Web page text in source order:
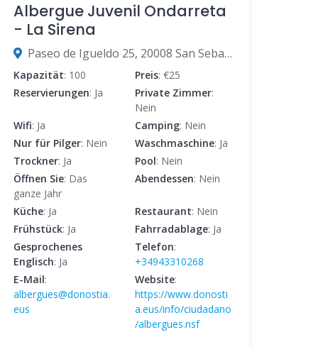
Albergue Juvenil Ondarreta
- La Sirena
Paseo de Igueldo 25, 20008 San Sebastián, Gipuzkoa, Spanien
Kapazität: 100 Preis: €25
Reservierungen: Ja Private Zimmer:
Nein
Wifi: Ja Camping: Nein
Nur für Pilger: Nein Waschmaschine: Ja
Trockner: Ja Pool: Nein
Öffnen Sie: Das
ganze Jahr
Abendessen: Nein
Küche: Ja Restaurant: Nein
Frühstück: Ja Fahrradablage: Ja
Gesprochenes
Englisch: Ja
Telefon:
+34943310268
E-Mail:
albergues@donostia.
eus
Website:
https://www.donosti
a.eus/info/ciudadano
/albergues.nsf